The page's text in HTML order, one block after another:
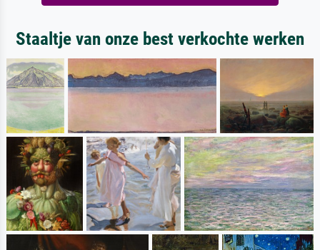
Staaltje van onze best verkochte werken